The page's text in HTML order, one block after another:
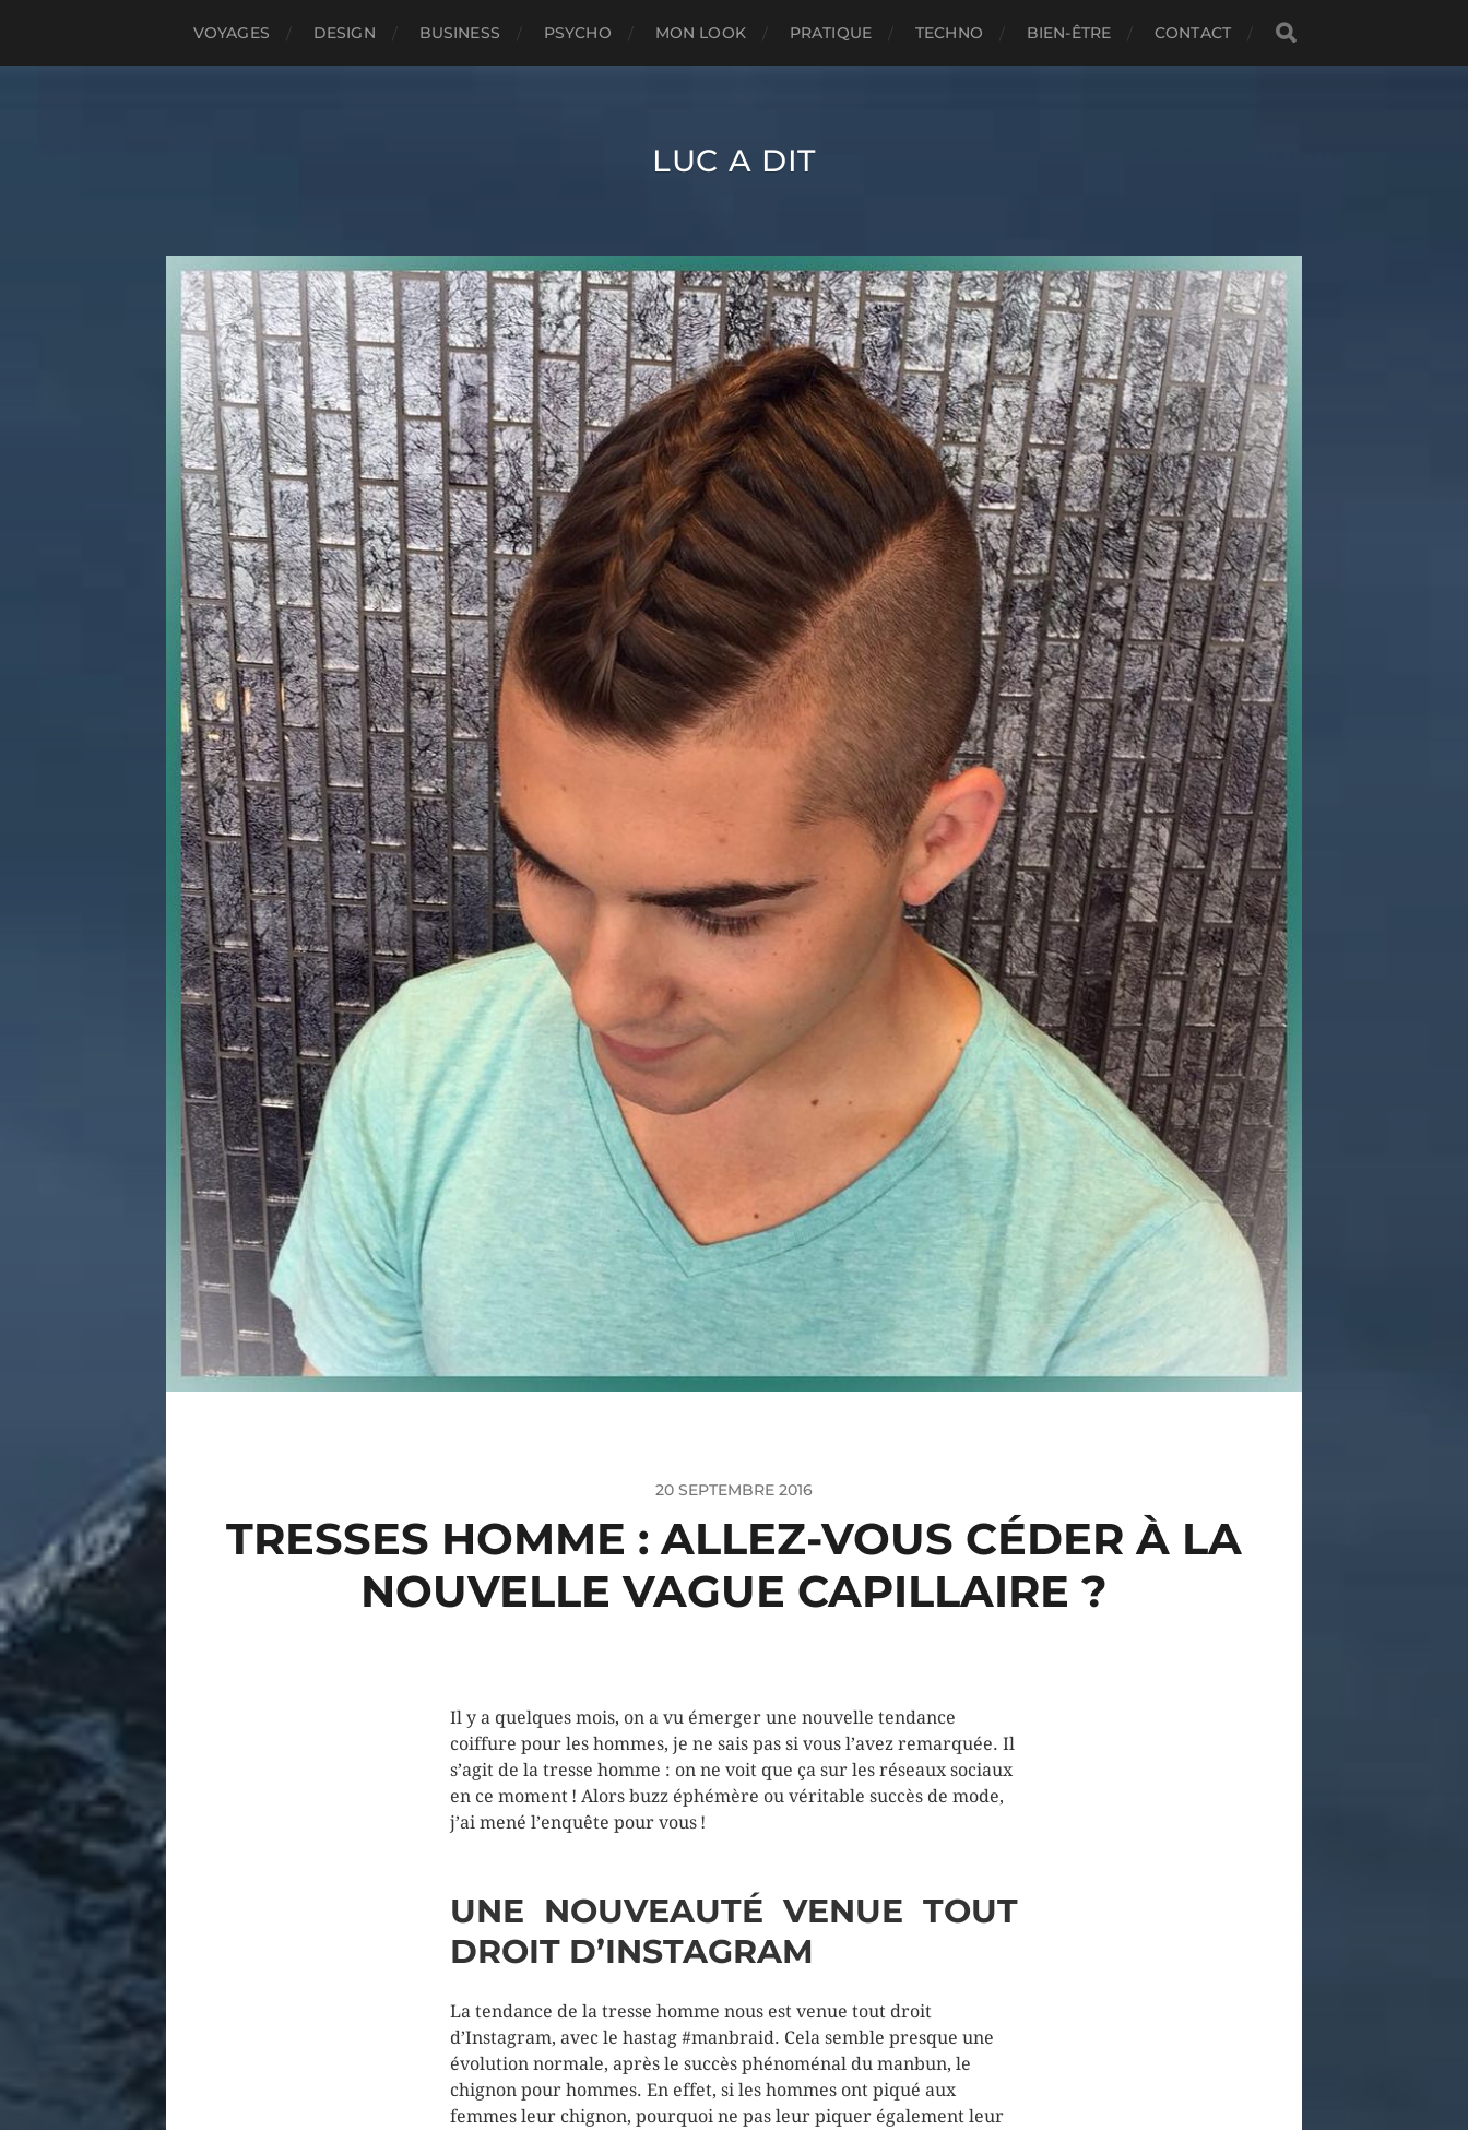
VOYAGES DESIGN BUSINESS PSYCHO MON LOOK PRATIQUE TECHNO BIEN-ÊTRE CONTACT
LUC A DIT
20 SEPTEMBRE 2016
TRESSES HOMME : ALLEZ-VOUS CÉDER À LA
NOUVELLE VAGUE CAPILLAIRE ?
Il y a quelques mois, on a vu émerger une nouvelle tendance
coiffure pour les hommes, je ne sais pas si vous l’avez remarquée. Il
s’agit de la tresse homme : on ne voit que ça sur les réseaux sociaux
en ce moment ! Alors buzz éphémère ou véritable succès de mode,
j’ai mené l’enquête pour vous !
UNE NOUVEAUTÉ VENUE TOUT
DROIT D’INSTAGRAM
La tendance de la tresse homme nous est venue tout droit
d’Instagram, avec le hastag #manbraid. Cela semble presque une
évolution normale, après le succès phénoménal du manbun, le
chignon pour hommes. En effet, si les hommes ont piqué aux
femmes leur chignon, pourquoi ne pas leur piquer également leur